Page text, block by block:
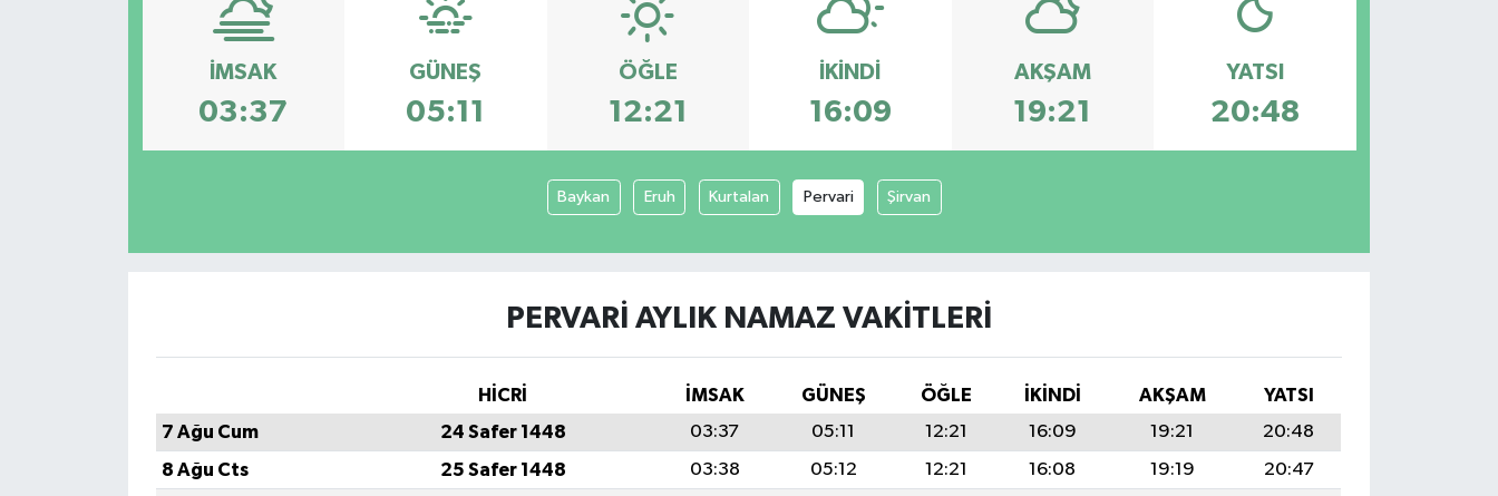
İMSAK
03:37
GÜNEŞ
05:11
ÖĞLE
12:21
İKINDI
16:09
AKŞAM
19:21
YATSI
20:48
Baykan Eruh Kurtalan Pervari Şirvan
PERVARI AYLIK NAMAZ VAKITLERI
HİCRİ İMSAK GÜNEŞ ÖĞLE İKINDI AKŞAM
YATSI
7 Ağu Cum
24 Safer 1448 03:37 05:11 12:21 16:09 19:21
20:48
8 Ağu Cts
25 Safer 1448 03:38 05:12 12:21 16:08 19:19
20:47